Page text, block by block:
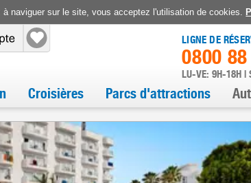
naviguer sur le site, vous acceptez l'utilisation de cookies.
LIGNE DE
0800
LU-VE: 9H-18H |
Croisières Parcs d'attractions